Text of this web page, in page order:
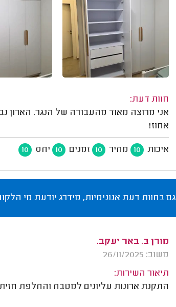
חוות דעת:
אחוז!
איכות 10 מחיר 10 זמנים 10 יחס 10
גם בחוות דעת אנונימיות, מידרג יודעת מי
מורן ב. באר יעקב.
משוב: 26/11/2025
תיאור השירות:
התקנת ארונות עליונים למטבח והחלפת